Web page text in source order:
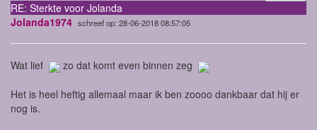
RE: Sterkte voor Jolanda
Jolanda1974 schreef op: 28-06-2018 08:57:05
Wat lief zo dat komt even binnen zeg
Het is heel heftig allemaal maar ik ben zoooo dankbaar dat hij er
nog is.